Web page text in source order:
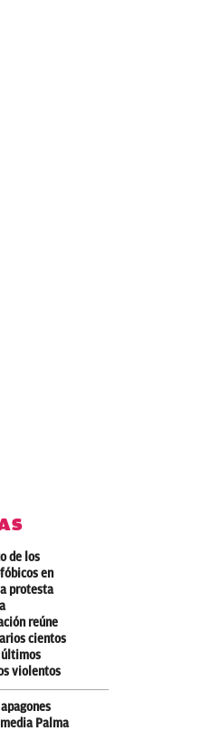
de los
en
protesta
reúne
cientos
violentos
Palma